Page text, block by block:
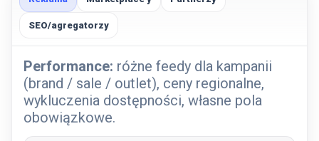
SEO/agregatorzy
Performance: różne feedy dla kampanii
(brand / sale / outlet), ceny regionalne,
wykluczenia dostępności, własne pola
obowiązkowe.